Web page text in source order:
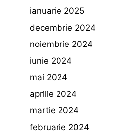
ianuarie 2025
decembrie 2024
noiembrie 2024
iunie 2024
mai 2024
aprilie 2024
martie 2024
februarie 2024